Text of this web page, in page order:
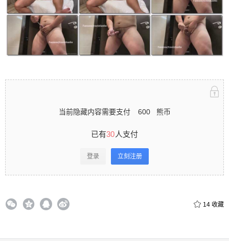
当前隐藏内容需要支付 600 熊币
已有30人支付
登录 立刻注册
14 收藏